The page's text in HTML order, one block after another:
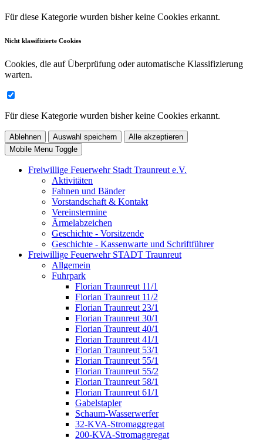
Für diese Kategorie wurden bisher keine Cookies erkannt.
Nicht klassifizierte Cookies
Cookies, die auf Überprüfung oder automatische Klassifizierung
warten.
Für diese Kategorie wurden bisher keine Cookies erkannt.
Ablehnen Auswahl speichern
Alle akzeptieren
Mobile Menu Toggle
Freiwillige Feuerwehr Stadt Traunreut e.V.
Aktivitäten
Fahnen und Bänder
Vorstandschaft & Kontakt
Vereinstermine
Ärmelabzeichen
Geschichte - Vorsitzende
Geschichte - Kassenwarte und Schriftführer
Freiwillige Feuerwehr STADT Traunreut
Allgemein
Fuhrpark
Florian Traunreut 11/1
Florian Traunreut 11/2
Florian Traunreut 23/1
Florian Traunreut 30/1
Florian Traunreut 40/1
Florian Traunreut 41/1
Florian Traunreut 53/1
Florian Traunreut 55/1
Florian Traunreut 55/2
Florian Traunreut 58/1
Florian Traunreut 61/1
Gabelstapler
Schaum-Wasserwerfer
32-KVA-Stromaggregat
200-KVA-Stromaggregat